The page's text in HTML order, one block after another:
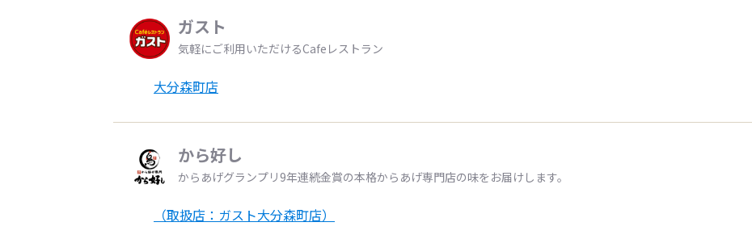
ガスト
気軽にご利用いただけるCafeレストラン
大分森町店
から好し
からあげグランプリ9年連続金賞の本格からあげ専門店の味をお届けします。
（取扱店：ガスト大分森町店）